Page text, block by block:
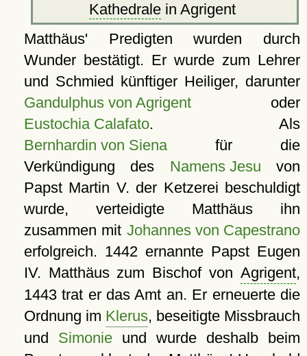
Kathedrale in Agrigent
Matthäus' Predigten wurden durch
Wunder bestätigt. Er wurde zum Lehrer
und Schmied künftiger Heiliger, darunter
Gandulphus von Agrigentoder
Eustochia Calafato. Als
Bernhardin von Sienafür die
Verkündigung des Namens Jesu von
Papst Martin V. der Ketzerei beschuldigt
wurde, verteidigte Matthäus ihn
zusammen mit Johannes von Capestrano
erfolgreich. 1442 ernannte Papst Eugen
IV. Matthäus zum Bischof von Agrigent,
1443 trat er das Amt an. Er erneuerte die
Ordnung im Klerus, beseitigte Missbrauch
und Simonieund wurde deshalb beim